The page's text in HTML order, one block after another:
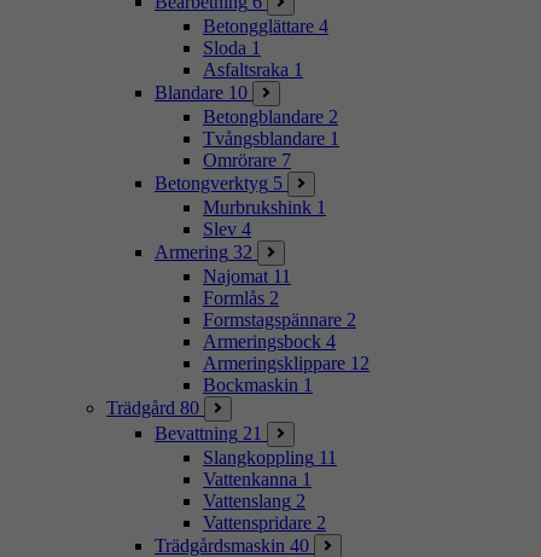
Betongglättare 4
Sloda 1
Asfaltsraka 1
Blandare 10
Betongblandare 2
Tvångsblandare 1
Omrörare 7
Betongverktyg 5
Murbrukshink 1
Slev 4
Armering 32
Najomat 11
Formlås 2
Formstagspännare 2
Armeringsbock 4
Armeringsklippare 12
Bockmaskin 1
Trädgård 80
Bevattning 21
Slangkoppling 11
Vattenkanna 1
Vattenslang 2
Vattenspridare 2
Trädgårdsmaskin 40